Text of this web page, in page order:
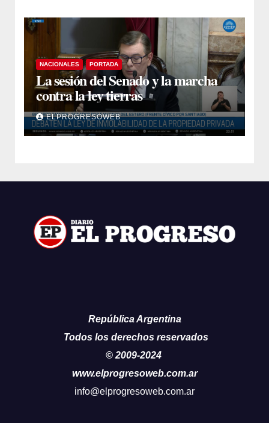
NACIONALES PORTADA
La sesión del Senado y la marcha
contra la ley tierras
ELPROGRESOWEB
República Argentina
Todos los derechos reservados
© 2009-2024
www.elprogresoweb.com.ar
info@elprogresoweb.com.ar